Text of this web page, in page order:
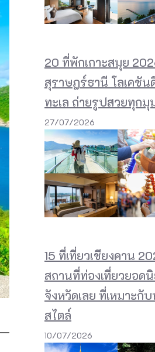
20 ที่พักเกาะสมุย
สุราษฎร์ธานี โลเคชัน
ทะเล ถ่ายรูปสวยทุกมุ
27/07/2026
15 ที่เที่ยวเชียงคาน
สถานที่ท่องเที่ยวยอด
จังหวัดเลย ที่เหมาะกั
สไตล์
10/07/2026